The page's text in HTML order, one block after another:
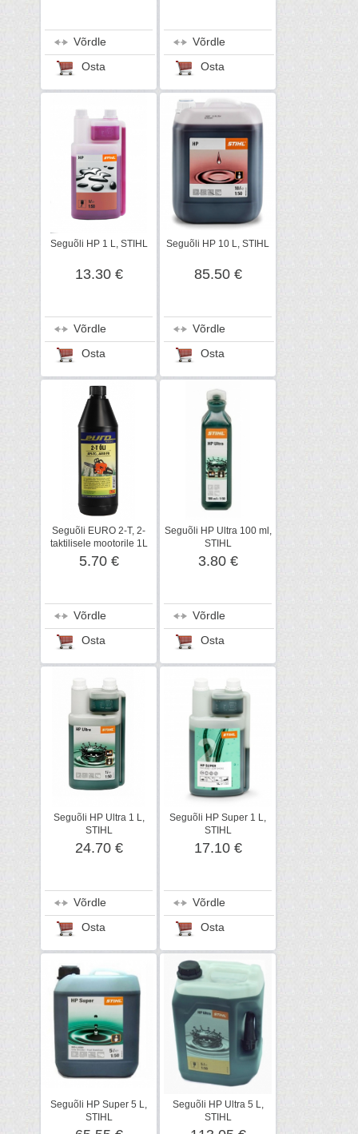
Võrdle
Osta
Võrdle
Osta
Seguõli HP 1 L, STIHL
13.30 €
Võrdle
Osta
Seguõli HP 10 L, STIHL
85.50 €
Võrdle
Osta
Seguõli EURO 2-T, 2-
taktilisele mootorile 1L
5.70 €
Võrdle
Osta
Seguõli HP Ultra 100 ml,
STIHL
3.80 €
Võrdle
Osta
Seguõli HP Ultra 1 L,
STIHL
24.70 €
Võrdle
Osta
Seguõli HP Super 1 L,
STIHL
17.10 €
Võrdle
Osta
Seguõli HP Super 5 L,
STIHL
Seguõli HP Ultra 5 L,
STIHL